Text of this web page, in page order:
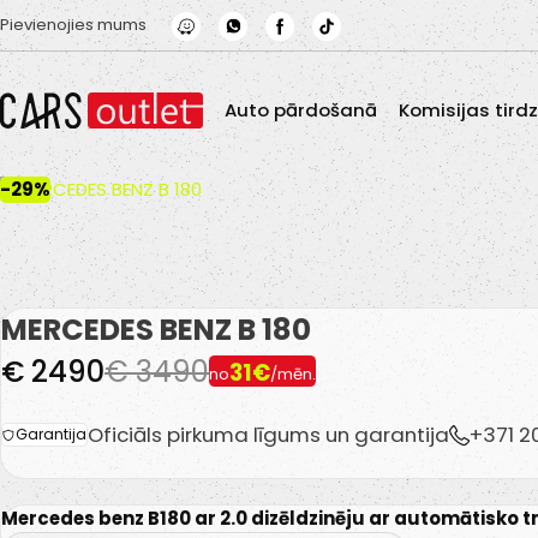
Skip to main content
Pievienojies mums
Auto pārdošanā Komisijas
-29%
MERCEDES BENZ B 180
no31€/mēn.
€ 3490
€ 2490
GarantijaOficiāls pirkuma līgums un garantija +371
Mercedes benz B180 ar 2.0 dizēldzinēju ar automātisko